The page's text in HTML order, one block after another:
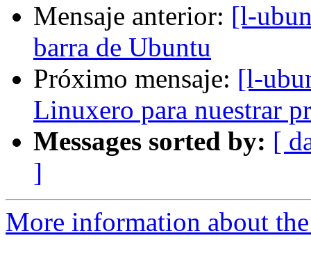
Mensaje anterior: [l-
barra de Ubuntu
Próximo mensaje: [l-
Linuxero para nuestrar
Messages sorted by: [
]
More information about